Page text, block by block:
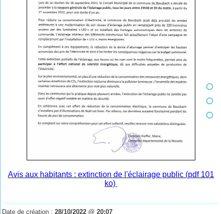
Avis aux habitants : extinction de l'éclairage public (pdf 101
ko)
Date de création :28/10/2022 @ 20:07